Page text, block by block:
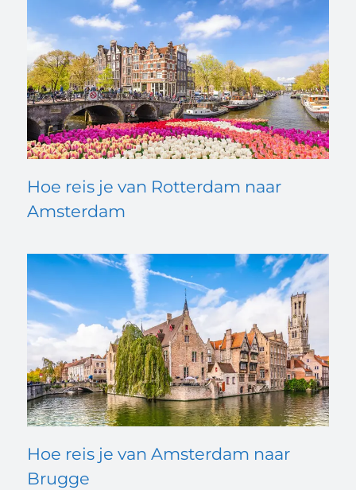
Hoe reis je van Rotterdam naar
Amsterdam
Hoe reis je van Amsterdam naar
Brugge